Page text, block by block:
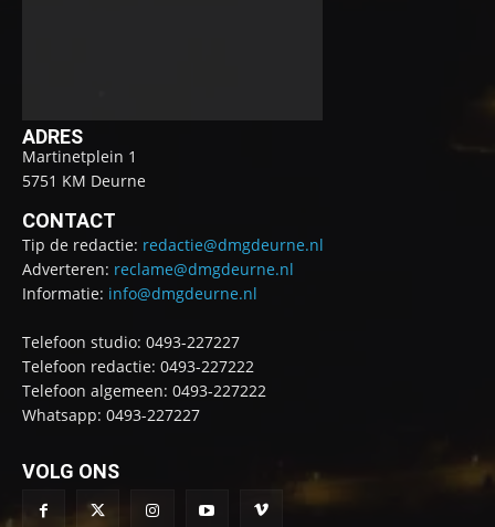
ADRES
Martinetplein 1
5751 KM Deurne
CONTACT
Tip de redactie: redactie@dmgdeurne.nl
Adverteren: reclame@dmgdeurne.nl
Informatie: info@dmgdeurne.nl
Telefoon studio: 0493-227227
Telefoon redactie: 0493-227222
Telefoon algemeen: 0493-227222
Whatsapp: 0493-227227
VOLG ONS